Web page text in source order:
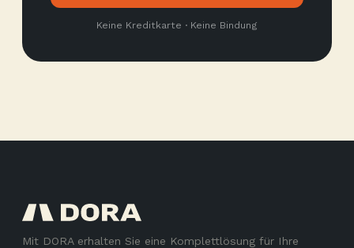
Keine Kreditkarte · Keine Bindung
Mit DORA erhalten Sie eine Komplettlösung für Ihre